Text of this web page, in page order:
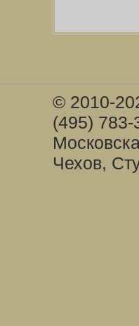
© 2010-
(495)
Чехов,